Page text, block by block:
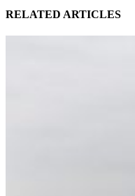
RELATED ARTICLES